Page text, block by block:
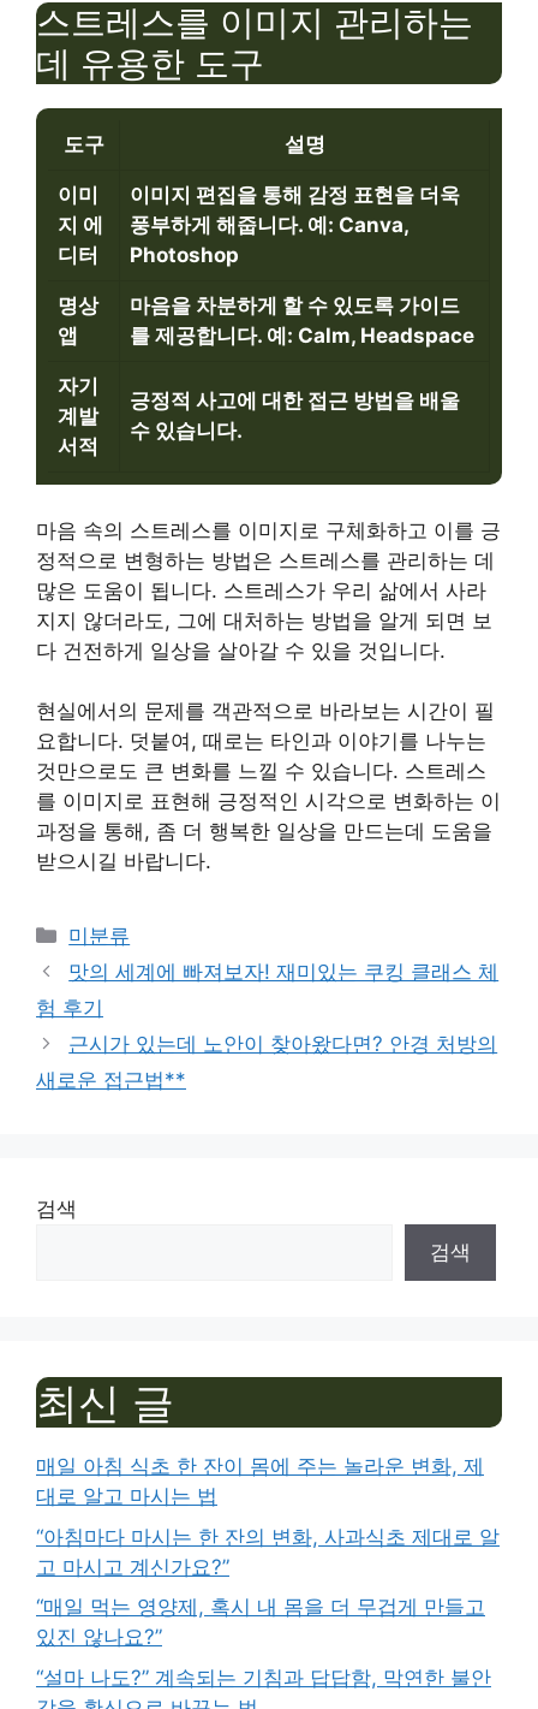
스트레스를 이미지 관리하는
데 유용한 도구
도구 설명
이미
지 에
디터
이미지 편집을 통해 감정 표현을 더욱
풍부하게 해줍니다. 예: Canva,
Photoshop
명상
앱
마음을 차분하게 할 수 있도록 가이드
를 제공합니다. 예: Calm, Headspace
자기
계발
서적
긍정적 사고에 대한 접근 방법을 배울
수 있습니다.
마음 속의 스트레스를 이미지로 구체화하고 이를 긍
정적으로 변형하는 방법은 스트레스를 관리하는 데
많은 도움이 됩니다. 스트레스가 우리 삶에서 사라
지지 않더라도, 그에 대처하는 방법을 알게 되면 보
다 건전하게 일상을 살아갈 수 있을 것입니다.
현실에서의 문제를 객관적으로 바라보는 시간이 필
요합니다. 덧붙여, 때로는 타인과 이야기를 나누는
것만으로도 큰 변화를 느낄 수 있습니다. 스트레스
를 이미지로 표현해 긍정적인 시각으로 변화하는 이
과정을 통해, 좀 더 행복한 일상을 만드는데 도움을
받으시길 바랍니다.
Categories
미분류
맛의 세계에 빠져보자! 재미있는 쿠킹 클래스 체
험 후기
근시가 있는데 노안이 찾아왔다면? 안경 처방의
새로운 접근법**
검색
검색
최신 글
매일 아침 식초 한 잔이 몸에 주는 놀라운 변화, 제
대로 알고 마시는 법
“아침마다 마시는 한 잔의 변화, 사과식초 제대로 알
고 마시고 계신가요?”
“매일 먹는 영양제, 혹시 내 몸을 더 무겁게 만들고
있진 않나요?”
“설마 나도?” 계속되는 기침과 답답함, 막연한 불안